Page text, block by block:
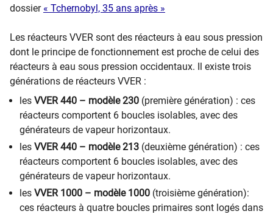
dossier « Tchernobyl, 35 ans ​après »​​
Les réacteurs VVER sont des réacteurs à eau sous pression
dont le principe de fonctionnement est proche de celui des
réacteurs à eau sous pression occidentaux. Il existe trois
générations de réacteurs VVER :
les VVER 440 – modèle 230 (première génération) : ces
réacteurs comportent 6 boucles isolables, avec des
générateurs de vapeur horizontaux.
les VVER 440 – modèle 213 (deuxième génération) : ces
réacteurs comportent 6 boucles isolables, avec des
générateurs de vapeur horizontaux.
les VVER 1000 – modèle 1000 (troisième génération):
ces réacteurs à quatre boucles primaires sont logés dans